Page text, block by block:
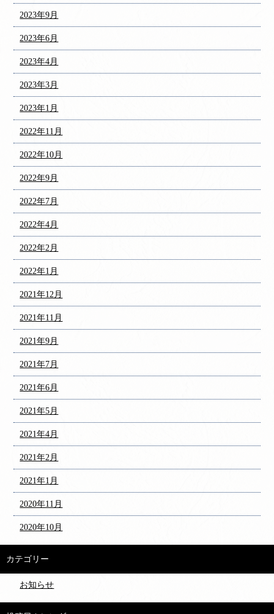
2023年9月
2023年6月
2023年4月
2023年3月
2023年1月
2022年11月
2022年10月
2022年9月
2022年7月
2022年4月
2022年2月
2022年1月
2021年12月
2021年11月
2021年9月
2021年7月
2021年6月
2021年5月
2021年4月
2021年2月
2021年1月
2020年11月
2020年10月
カテゴリー
お知らせ